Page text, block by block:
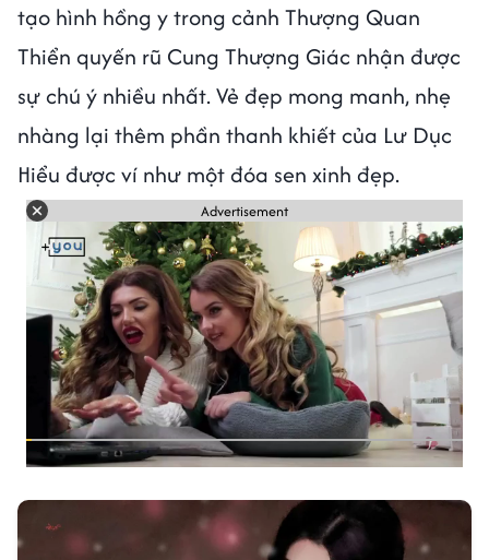
tạo hình hồng y trong cảnh Thượng Quan
Thiển quyến rũ Cung Thượng Giác nhận được
sự chú ý nhiều nhất. Vẻ đẹp mong manh, nhẹ
nhàng lại thêm phần thanh khiết của Lư Dục
Hiểu được ví như một đóa sen xinh đẹp.
Advertisement